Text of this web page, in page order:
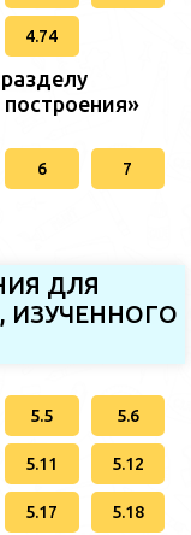
4.74
6 7
ДЛЯ
ИЗУЧЕННОГО
5.5 5.6
5.11 5.12
5.17 5.18